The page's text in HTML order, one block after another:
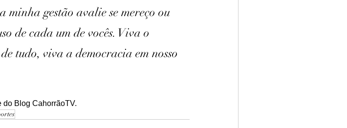
minha gestão avalie se mereço ou
de cada um de vocês. Viva o
tudo, viva a democracia em nosso
do Blog CahorrãoTV.